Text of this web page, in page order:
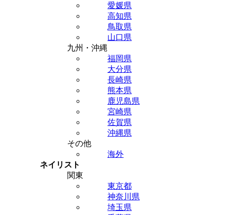
愛媛県
高知県
鳥取県
山口県
九州・沖縄
福岡県
大分県
長崎県
熊本県
鹿児島県
宮崎県
佐賀県
沖縄県
その他
海外
ネイリスト
関東
東京都
神奈川県
埼玉県